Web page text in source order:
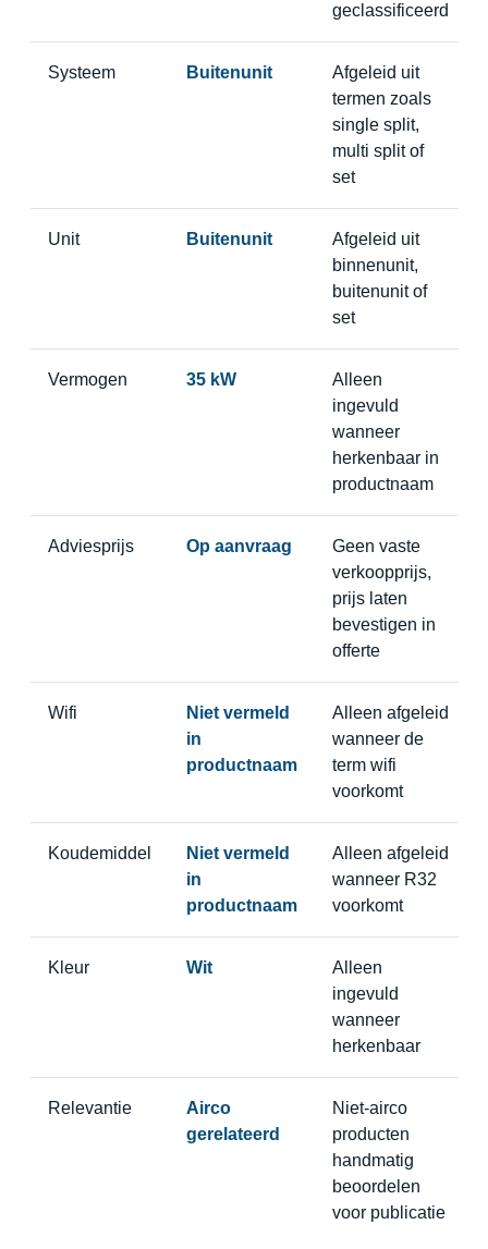
geclassificeerd
Systeem Buitenunit
Afgeleid uit
termen zoals
single split,
multi split of
set
Unit Buitenunit
Afgeleid uit
binnenunit,
buitenunit of
set
Vermogen 35 kW
Alleen
ingevuld
wanneer
herkenbaar in
productnaam
Adviesprijs Op aanvraag
Geen vaste
verkoopprijs,
prijs laten
bevestigen in
offerte
Wifi
Niet vermeld
in
productnaam
Alleen afgeleid
wanneer de
term wifi
voorkomt
Koudemiddel
Niet vermeld
in
productnaam
Alleen afgeleid
wanneer R32
voorkomt
Kleur Wit
Alleen
ingevuld
wanneer
herkenbaar
Relevantie
Airco
gerelateerd
Niet-airco
producten
handmatig
beoordelen
voor publicatie